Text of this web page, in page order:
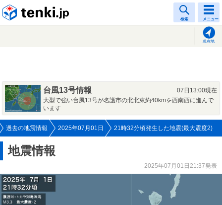
検索 メニュー
現在地
台風13号情報
07日13:00現在
大型で強い台風13号が名護市の北北東約40kmを西南西に進んで
います
過去の地震情報 2025年07月01日 21時32分頃発生した地震(最大震度2)
地震情報
2025年07月01日21:37発表